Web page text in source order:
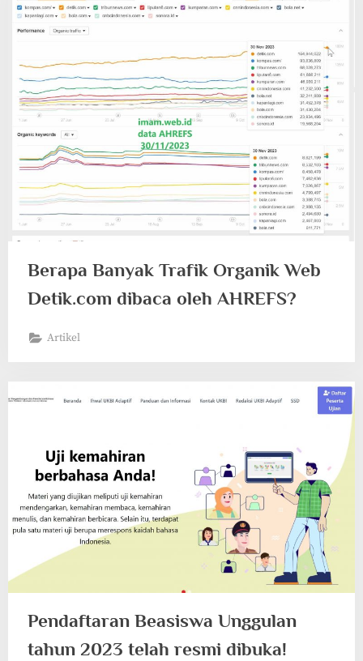
Berapa Banyak Trafik Organik Web
Detik.com dibaca oleh AHREFS?
Artikel
Pendaftaran Beasiswa Unggulan
tahun 2023 telah resmi dibuka!